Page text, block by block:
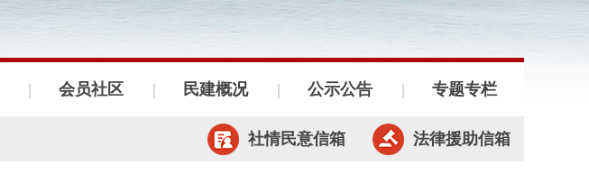
会员社区 民建概况 公示公告 专题专栏
社情民意信箱 法律援助信箱